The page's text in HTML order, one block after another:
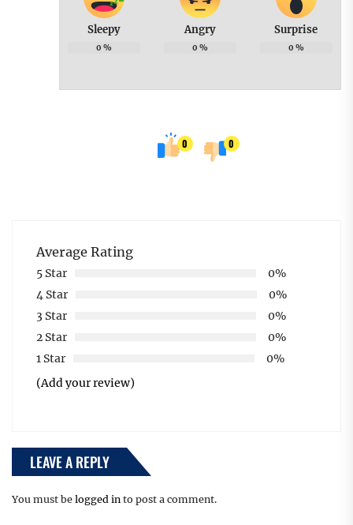
Sleepy
0 %
Angry
0 %
Surprise
0 %
0 0
Average Rating
5 Star
0%
4 Star
0%
3 Star
0%
2 Star
0%
1 Star
0%
(Add your review)
LEAVE A REPLY
You must be logged in to post a comment.